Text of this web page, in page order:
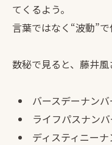
てくるよう。
言葉ではなく“波動”
数秘で見ると、藤井風
バースデーナンバ
ライフパスナン
ディスティニー